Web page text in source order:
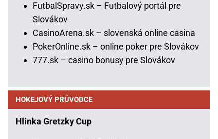
FutbalSpravy.sk – Futbalový portál pre
Slovákov
CasinoArena.sk – slovenská online casina
PokerOnline.sk – online poker pre Slovákov
777.sk – casino bonusy pre Slovákov
HOKEJOVÝ PRŮVODCE
Hlinka Gretzky Cup